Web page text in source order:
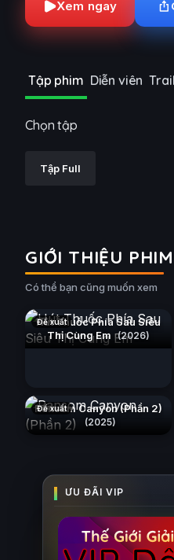
Xem ngay
Tập phim Diễn viên
Chọn tập
Tập Full
GIỚI THIỆU
Có thể bạn cũng muốn xem
Đề xuất
Hút Thuốc Phía Sau Siêu
Thị Cùng Em (2026)
Đề xuất
Ransom Canyon (Phần 2)
(2025)